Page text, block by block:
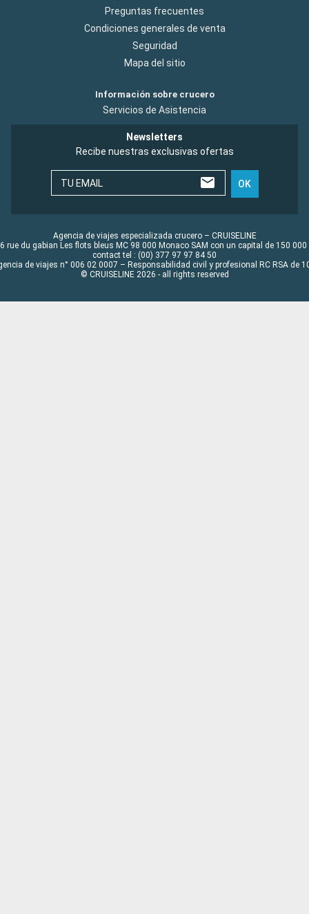
Preguntas frecuentes
Condiciones generales de venta
Seguridad
Mapa del sitio
Información sobre crucero
Servicios de Asistencia
Newsletters
Recibe nuestras exclusivas ofertas
TU EMAIL OK
Agencia de viajes especializada crucero – CRUISELINE
rue du gabian Les flots bleus MC 98 000 Monaco SAM con un capital de 150 000
contact tel : (00) 377 97 97 84 50
de viajes n° 006 02 0007 – Responsabilidad civil y profesional RC RSA de
© CRUISELINE 2026 - all rights reserved